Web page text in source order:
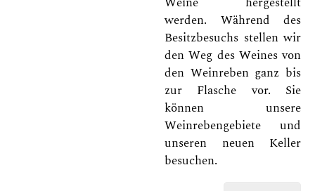
werden. Während des
Besitzbesuchs stellen wir
den Weg des Weines von
den Weinreben ganz bis
zur Flasche vor. Sie
können unsere
Weinrebengebiete und
unseren neuen Keller
besuchen.